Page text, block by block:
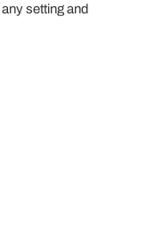
setting and